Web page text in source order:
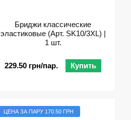
Бриджи классические
эластиковые (Арт. SK10/3XL) |
1 шт.
229.50 грн/пар. Купить
ЦЕНА ЗА ПАРУ 170.50 ГРН